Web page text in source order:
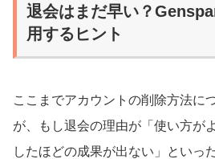
退会はまだ早い？
用するヒント
ここまでアカウントの削除方法に
が、もし退会の理由が「使い方が
したほどの成果が出ない」といっ